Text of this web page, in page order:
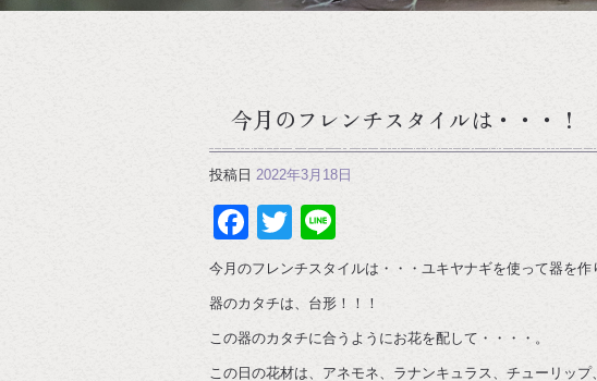
今月のフレンチスタイルは・・・！
投稿日 2022年3月18日
Facebook
Twitter
今月のフレンチスタイルは・・・ユキヤナギを使って器を作
器のカタチは、台形！！！
この器のカタチに合うようにお花を配して・・・・。
この日の花材は、アネモネ、ラナンキュラス、チューリッ